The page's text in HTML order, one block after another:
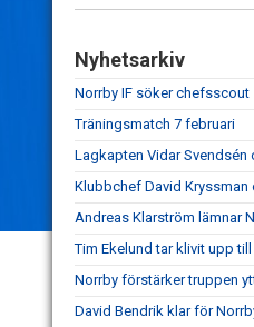
Nyhetsarkiv
Norrby IF söker chefsscout
Träningsmatch 7 februari
Lagkapten Vidar Svendsén
Klubbchef David Kryssman
Andreas Klarström lämnar
Tim Ekelund tar klivit upp
Norrby förstärker truppen
David Bendrik klar för